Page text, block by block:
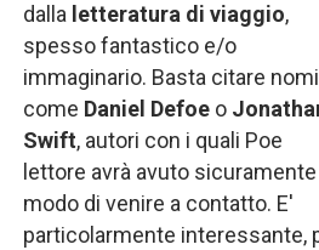
dalla letteratura di viaggio,
spesso fantastico e/o
immaginario. Basta citare nomi
come Daniel Defoeo
Swift, autori con i quali Poe
lettore avrà avuto sicuramente
modo di venire a contatto. E'
particolarmente interessante,